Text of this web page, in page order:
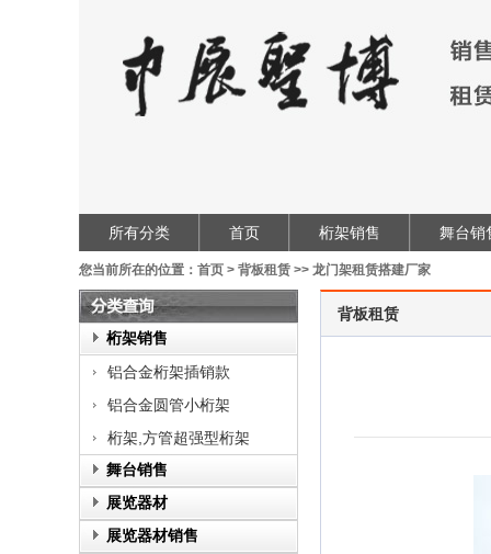
所有分类 首页 桁架销售 舞台销
您当前所在的位置： 首页 > 背板租赁 >> 龙门架租赁搭建厂家
桁架销售
铝合金桁架插销款
铝合金圆管小桁架
桁架,方管超强型桁架
舞台销售
展览器材
展览器材销售
背板租赁